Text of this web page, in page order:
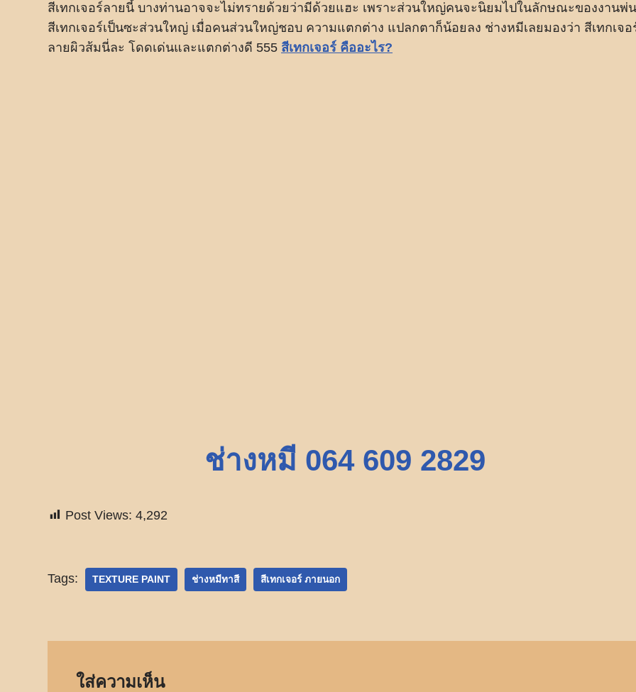
สีเทกเจอร์ลายนี้ บางท่านอาจจะไม่ทรายด้วยว่ามีด้วยแฮะ เพราะส่วนใหญ่คนจะนิยมไปในลักษณะของงานพ่น
สีเทกเจอร์เป็นซะส่วนใหญ่ เมื่อคนส่วนใหญ่ชอบ ความแตกต่าง แปลกตาก็น้อยลง ช่างหมีเลยมองว่า สีเทกเจอ
ลายผิวส้มนี่ละ โดดเด่นและแตกต่างดี 555 สีเทกเจอร์ คืออะไร?
ช่างหมี 064 609 2829
Post Views: 4,292
Tags: TEXTURE PAINT ช่างหมีทาสี สีเทกเจอร์ ภายนอก
ใส่ความเห็น